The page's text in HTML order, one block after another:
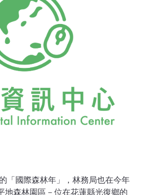
Karowa的最後堅持，也是要求土
裡部落長老Anaw，拿出2002年的
出族人世居的房舍位置，以及耕
土地被侵佔的歷史，以及族人四散
始悟澈，在這片平地森林裡，原來
。日治之前，Karowa是這塊土地的
「國際森林年」，林務局也在今年
地森林園區－位在花蓮縣光復鄉的